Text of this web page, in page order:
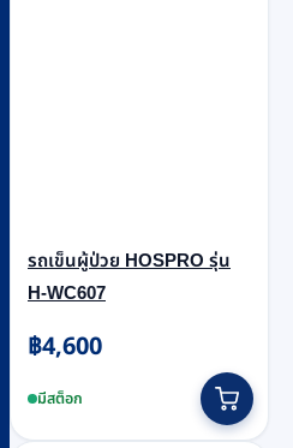
รถเข็นผู้ป่วย HOSPRO รุ่น
H-WC607
฿4,600
มีสต็อก